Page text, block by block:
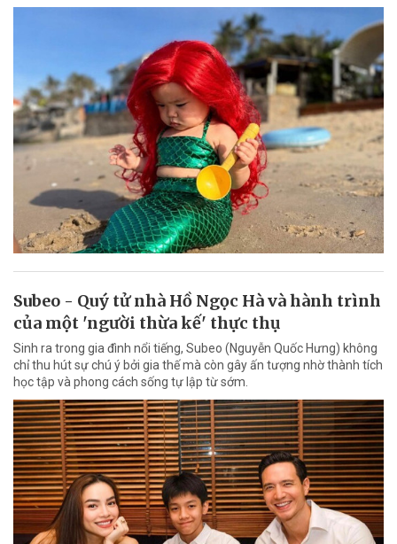
Subeo - Quý tử nhà Hồ Ngọc Hà và hành trình
của một 'người thừa kế' thực thụ
Sinh ra trong gia đình nổi tiếng, Subeo (Nguyễn Quốc Hưng) không
chỉ thu hút sự chú ý bởi gia thế mà còn gây ấn tượng nhờ thành tích
học tập và phong cách sống tự lập từ sớm.